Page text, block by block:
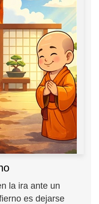
la ira ante un
es dejarse